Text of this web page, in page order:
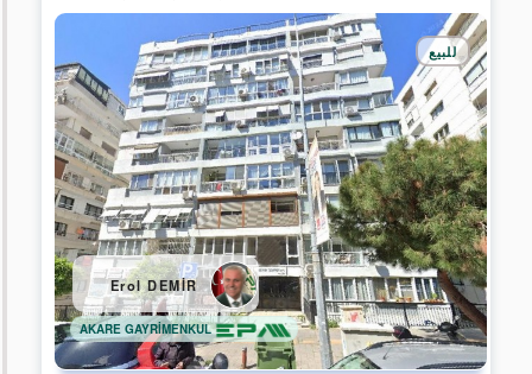
EGE
BÖLGESİ
MERKEZ
OFİSİ
EPA
DATÇA
TEMSİLCİLİĞİ
EPA
ADA
GAYRİMENKUL
EPA
TUNA
İNCE
GAYRİMENKUL
للبيع
AKARE GAYRİMENKUL
Erol DEMİR